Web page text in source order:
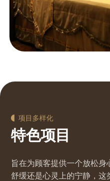
项目多样化
特色项目
旨在为顾客提供一个放松
舒缓还是心灵上的宁静，这